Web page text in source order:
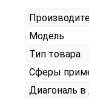
Модель
Тип товара
Сферы
Диагональ